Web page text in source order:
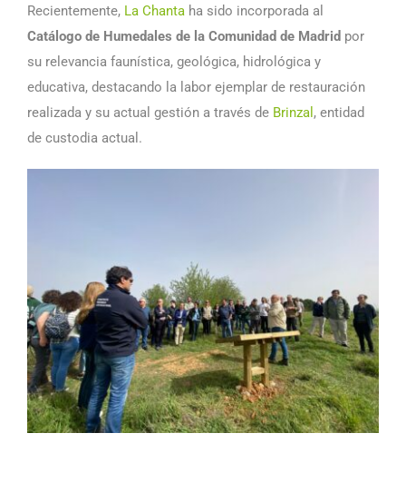
Recientemente, La Chantaha sido incorporada al
Catálogo de Humedales de la Comunidad de Madrid por
su relevancia faunística, geológica, hidrológica y
educativa, destacando la labor ejemplar de restauración
realizada y su actual gestión a través de Brinzal , entidad
de custodia actual.